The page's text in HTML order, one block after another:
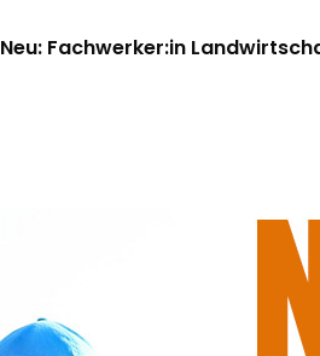
Neu: Fachwerker:in